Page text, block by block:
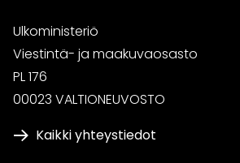
Ulkoministeriö
Viestintä- ja maakuvaosasto
PL 176
00023 VALTIONEUVOSTO
Kaikki yhteystiedot